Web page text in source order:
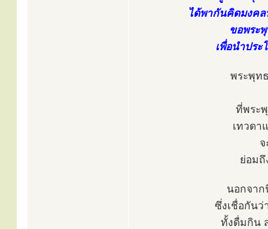
ได้พากันคิดมงคล
ขอพระ
เพื่อนำปร
พระพุท
ที่พระ
เทวดา
ย่อม
นอกจา
ซึ่งเชื่อกัน
ทั้งดื่มกิน